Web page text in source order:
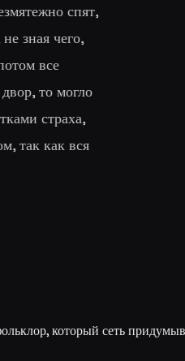
спят,
зная чего,
все
то могло
страха,
так как вся
который сеть